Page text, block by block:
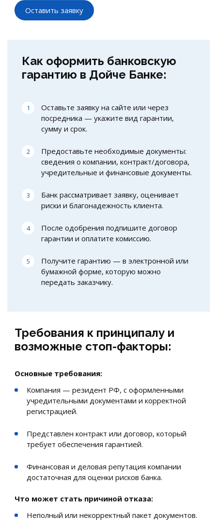
Оставить заявку
Как оформить банковскую
гарантию в Дойче Банке:
Оставьте заявку на сайте или через
посредника — укажите вид гарантии,
сумму и срок.
Предоставьте необходимые документы:
сведения о компании, контракт/договора,
учредительные и финансовые документы.
Банк рассматривает заявку, оценивает
риски и благонадежность клиента.
После одобрения подпишите договор
гарантии и оплатите комиссию.
Получите гарантию — в электронной или
бумажной форме, которую можно
передать заказчику.
Требования к принципалу и
возможные стоп-факторы:
Основные требования:
Компания — резидент РФ, с оформленными
учредительными документами и корректной
регистрацией.
Представлен контракт или договор, который
требует обеспечения гарантией.
Финансовая и деловая репутация компании
достаточная для оценки рисков банка.
Что может стать причиной отказа:
Неполный или некорректный пакет документов.